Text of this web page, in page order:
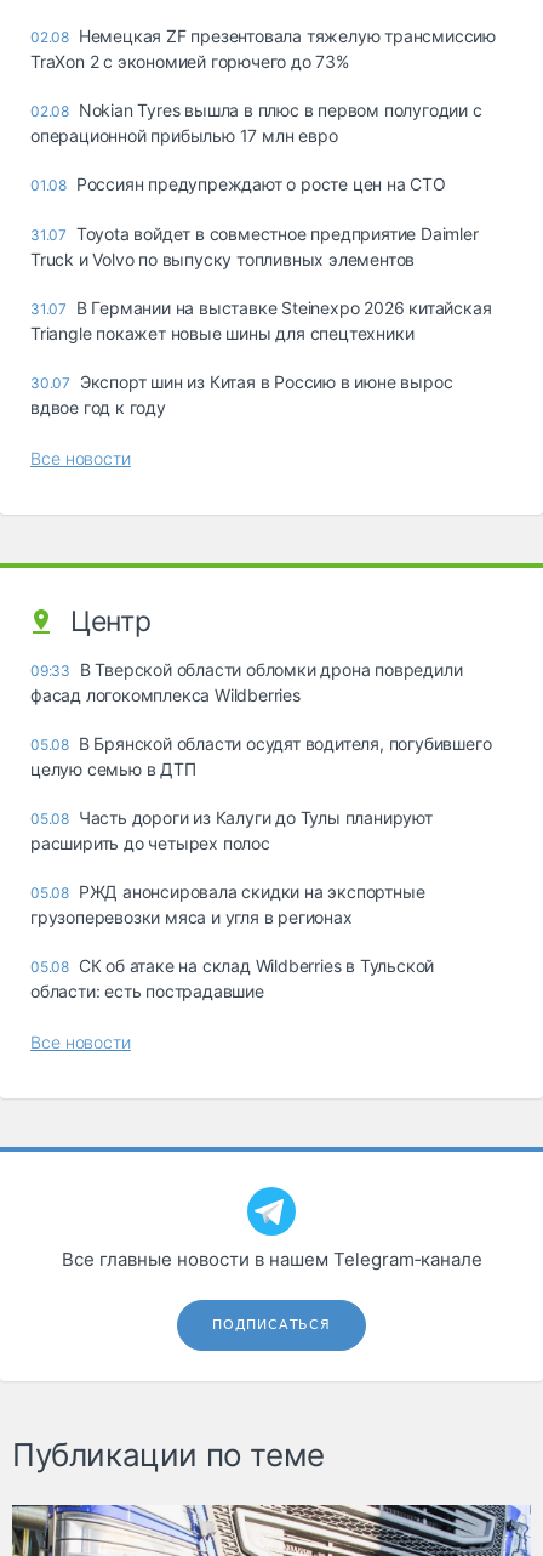
02.08 Немецкая ZF презентовала тяжелую трансмиссию
TraXon 2 с экономией горючего до 73%
02.08 Nokian Tyres вышла в плюс в первом полугодии с
операционной прибылью 17 млн евро
01.08 Россиян предупреждают о росте цен на СТО
31.07 Toyota войдет в совместное предприятие Daimler
Truck и Volvo по выпуску топливных элементов
31.07
В Германии на выставке Steinexpo 2026 китайская
Triangle покажет новые шины для спецтехники
30.07
Экспорт шин из Китая в Россию в июне вырос
вдвое год к году
Все новости
Центр
09:33
В Тверской области обломки дрона повредили
фасад логокомплекса Wildberries
05.08 В Брянской области осудят водителя, погубившего
целую семью в ДТП
05.08 Часть дороги из Калуги до Тулы планируют
расширить до четырех полос
05.08 РЖД анонсировала скидки на экспортные
грузоперевозки мяса и угля в регионах
05.08 СК об атаке на склад Wildberries в Тульской
области: есть пострадавшие
Все новости
Все главные новости в нашем Telegram‑канале
ПОДПИСАТЬСЯ
Публикации по теме